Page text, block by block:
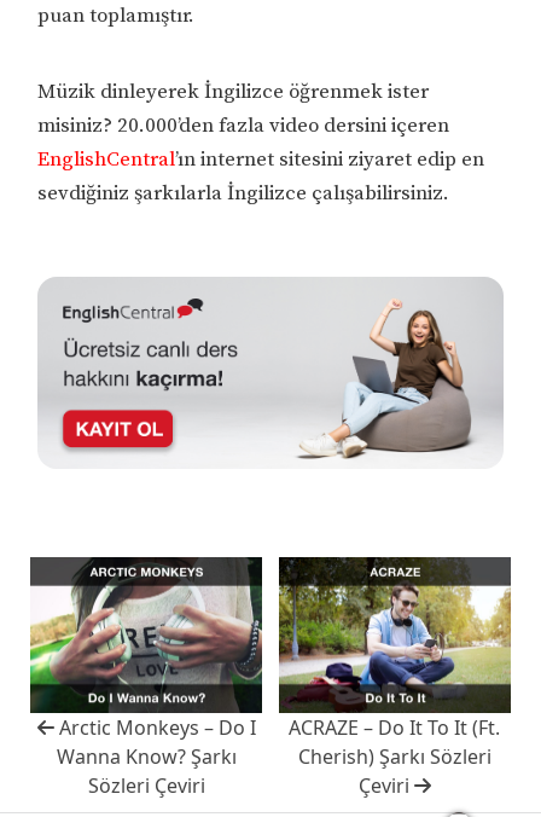
puan toplamıştır.
Müzik dinleyerek İngilizce öğrenmek ister
misiniz? 20.000’den fazla video dersini içeren
EnglishCentral’ın internet sitesini ziyaret edip en
sevdiğiniz şarkılarla İngilizce çalışabilirsiniz.
Arctic Monkeys – Do I
Wanna Know? Şarkı
Sözleri Çeviri
ACRAZE – Do It To It (Ft.
Cherish) Şarkı Sözleri
Çeviri